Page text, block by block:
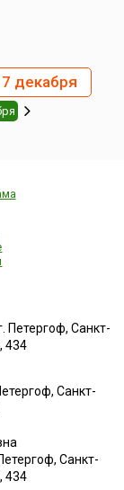
декабря
Петергоф, Санкт-
434
Санкт-
, Санкт-
434